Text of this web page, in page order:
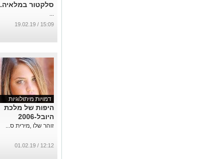
סלקטור במלאיה.
...
15:09 / 19.02.19
דמויות מיתולוגיות
היפות של מלכת
היובל-2006
זוהר שלו ,מירית ס...
12:12 / 01.02.19